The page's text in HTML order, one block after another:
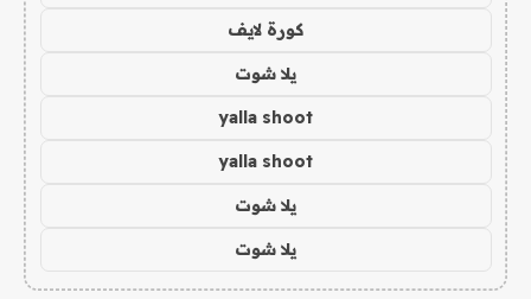
كورة لايف
يلا شوت
yalla shoot
yalla shoot
يلا شوت
يلا شوت